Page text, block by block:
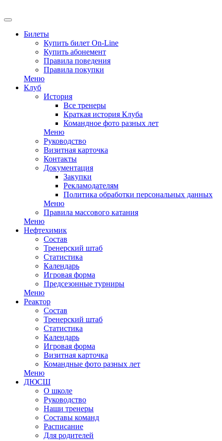
Билеты
Купить билет On-Line
Купить абонемент
Правила поведения
Правила покупки
Меню
Клуб
История
Все тренеры
Краткая история Клуба
Командное фото разных лет
Меню
Руководство
Визитная карточка
Контакты
Документация
Закупки
Рекламодателям
Политика обработки персональных данных
Меню
Правила массового катания
Меню
Нефтехимик
Состав
Тренерский штаб
Статистика
Календарь
Игровая форма
Предсезонные турниры
Меню
Реактор
Состав
Тренерский штаб
Статистика
Календарь
Игровая форма
Визитная карточка
Командные фото разных лет
Меню
ДЮСШ
О школе
Руководство
Наши тренеры
Составы команд
Расписание
Для родителей